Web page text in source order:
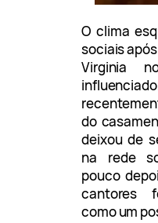
O clima
sociais
Virginia
do
deixou de
na rede
pouco
cantores
como um